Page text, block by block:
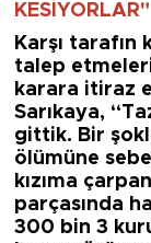
KESİYORLAR"
Karşı tarafın
talep etmeleri
karara itiraz
Sarıkaya,
gittik. Bir
ölümüne
kızıma
parçasında
300 bin 3